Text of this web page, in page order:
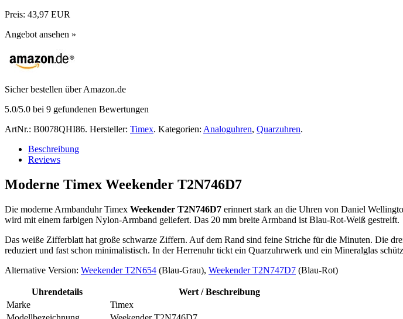
Preis: 43,97 EUR
Angebot ansehen »
Sicher bestellen über Amazon.de
5.0/5.0 bei 9 gefundenen Bewertungen
ArtNr.: B0078QHI86. Hersteller: Timex. Kategorien: Analoguhren, Quarzuhren.
Beschreibung
Reviews
Moderne Timex Weekender T2N746D7
Die moderne Armbanduhr Timex Weekender T2N746D7 erinnert stark an die Uhren von Daniel
wird mit einem farbigen Nylon-Armband geliefert. Das 20 mm breite Armband ist Blau-Rot-Weiß gestreift.
Das weiße Zifferblatt hat große schwarze Ziffern. Auf dem Rand sind feine Striche für die Minuten. Die
reduziert und fast schon minimalistisch. In der Herrenuhr tickt ein Quarzuhrwerk und ein Mineralglas
Alternative Version: Weekender T2N654 (Blau-Grau), Weekender T2N747D7 (Blau-Rot)
Uhrendetails
Wert / Beschreibung
Marke
Timex